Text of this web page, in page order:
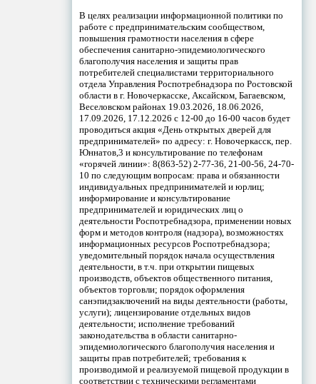
В целях реализации информационной политики по
работе с предпринимательским сообществом,
повышения грамотности населения в сфере
обеспечения санитарно-эпидемиологического
благополучия населения и защиты прав
потребителей специалистами территориального
отдела Управления Роспотребнадзора по Ростовской
области в г. Новочеркасске, Аксайском, Багаевском,
Веселовском районах 19.03.2026, 18.06.2026,
17.09.2026, 17.12.2026 с 12-00 до 16-00 часов будет
проводиться акция «День открытых дверей для
предпринимателей» по адресу: г. Новочеркасск, пер.
Юннатов,3 и консультирование по телефонам
«горячей линии»: 8(863-52) 2-77-36, 21-00-56, 24-70-
10 по следующим вопросам: права и обязанности
индивидуальных предпринимателей и юрлиц;
информирование и консультирование
предпринимателей и юридических лиц о
деятельности Роспотребнадзора, применении новых
форм и методов контроля (надзора), возможностях
информационных ресурсов Роспотребнадзора;
уведомительный порядок начала осуществления
деятельности, в т.ч. при открытии пищевых
производств, объектов общественного питания,
объектов торговли; порядок оформления
санэпидзаключений на виды деятельности (работы,
услуги); лицензирование отдельных видов
деятельности; исполнение требований
законодательства в области санитарно-
эпидемиологического благополучия населения и
защиты прав потребителей; требования к
производимой и реализуемой пищевой продукции в
соответствии с техническими регламентами